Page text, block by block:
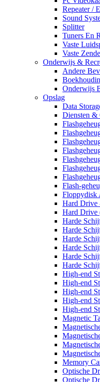
Repeater /
Sound
Splitter
Tuners En
Vaste
Vaste
Onderwijs &
Andere
Onderwijs
Opslag
Data
Diensten &
Flash-
Floppydisk
Hard Drive
Hard Drive
Harde
Harde
Harde
Harde
Harde
Harde
High-end
High-end
High-end
High-end
High-end
Magnetic
Memory
Optische
Optische